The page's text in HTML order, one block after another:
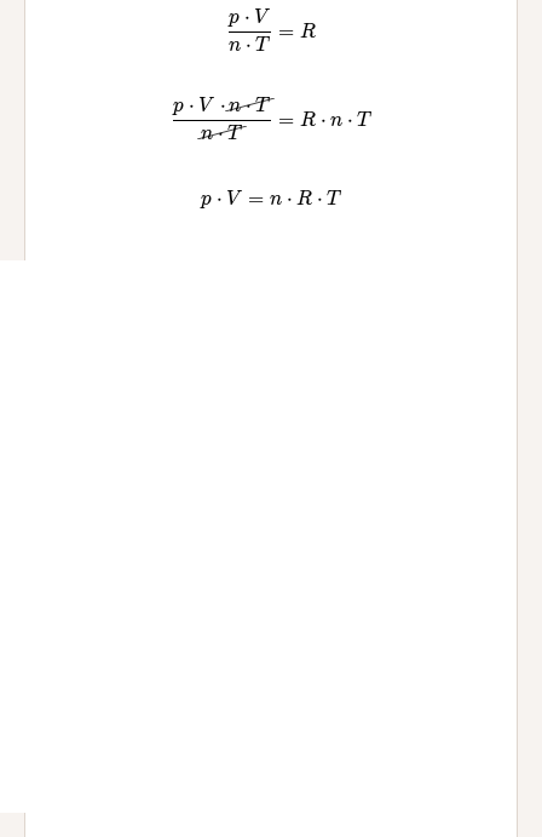
\frac{p\ ·V}{n\ ·T}=R
n ⋅ T
p ⋅ V
= R
\frac{p\ ·V\ ·\cancel{n\
n ⋅T
p ⋅ V ⋅n ⋅T
= R ⋅ n ⋅ T
p\ ·V=n\ ·R\ ·T
p ⋅ V = n ⋅ R ⋅ T